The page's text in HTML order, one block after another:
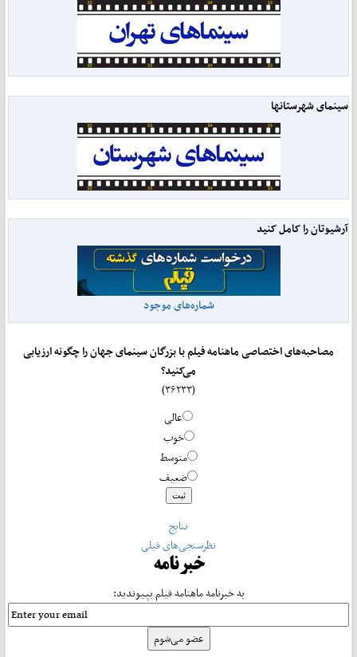
سینمای شهرستانها
آرشیوتان را کامل کنید
شماره‌های موجود
مصاحبه‌های اختصاصی ماهنامه فیلم با بزرگان سینمای جهان را چگونه ارزیابی
می‌کنید؟
عالی
خوب
متوسط
ضعیف
نتایج
نظرسنجی‌های قبلی
خبرنامه
به خبرنامه ماهنامه فیلم بپیوندید: